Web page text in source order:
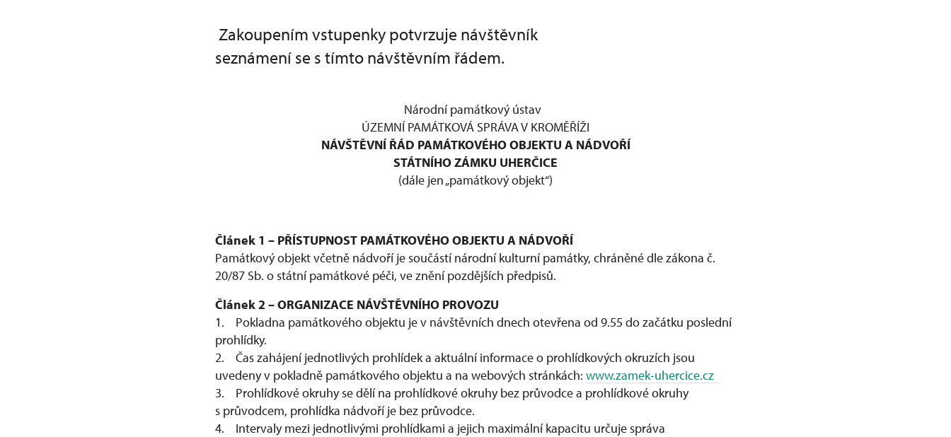
Zakoupením vstupenky potvrzuje návštěvník
seznámení se s tímto návštěvním řádem.
Národní památkový ústav
ÚZEMNÍ PAMÁTKOVÁ SPRÁVA V KROMĚŘÍŽI
NÁVŠTĚVNÍ ŘÁD PAMÁTKOVÉHO OBJEKTU A NÁDVOŘÍ
STÁTNÍHO ZÁMKU UHERČICE
(dále jen „památkový objekt“)
Článek 1 – PŘÍSTUPNOST PAMÁTKOVÉHO OBJEKTU A NÁDVOŘÍ
Památkový objekt včetně nádvoří je součástí národní kulturní památky, chráněné dle zákona č.
20/87 Sb. o státní památkové péči, ve znění pozdějších předpisů.
Článek 2 – ORGANIZACE NÁVŠTĚVNÍHO PROVOZU
1. Pokladna památkového objektu je v návštěvních dnech otevřena od 9.55 do začátku poslední
prohlídky.
2. Čas zahájení jednotlivých prohlídek a aktuální informace o prohlídkových okruzích jsou
uvedeny v pokladně památkového objektu a na webových stránkách: www.zamek-uhercice.cz
3. Prohlídkové okruhy se dělí na prohlídkové okruhy bez průvodce a prohlídkové okruhy
s průvodcem, prohlídka nádvoří je bez průvodce.
4. Intervaly mezi jednotlivými prohlídkami a jejich maximální kapacitu určuje správa